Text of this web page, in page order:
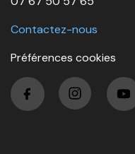
Contactez-nous
Préférences cookies